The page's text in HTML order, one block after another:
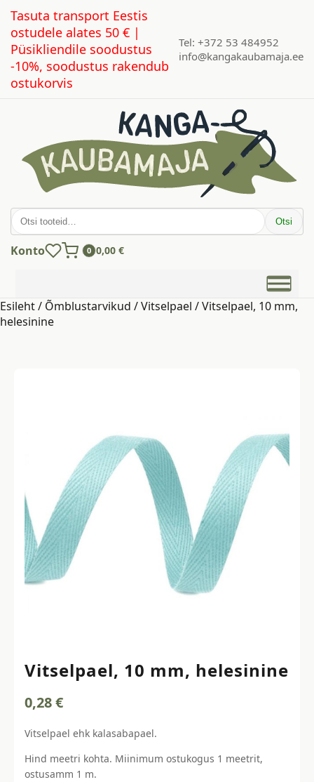
Tasuta transport Eestis
ostudele alates 50 € |
Püsikliendile soodustus
-10%, soodustus rakendub
ostukorvis
Tel: +372 53 484952
info@kangakaubamaja.ee
Otsi: Otsi
Konto 0 0,00 €
Esileht/ Õmblustarvikud /Vitselpael / Vitselpael, 10 mm,
helesinine
Vitselpael, 10 mm, helesinine
0,28€
Vitselpael ehk kalasabapael.
Hind meetri kohta. Miinimum ostukogus 1 meetrit,
ostusamm 1 m.